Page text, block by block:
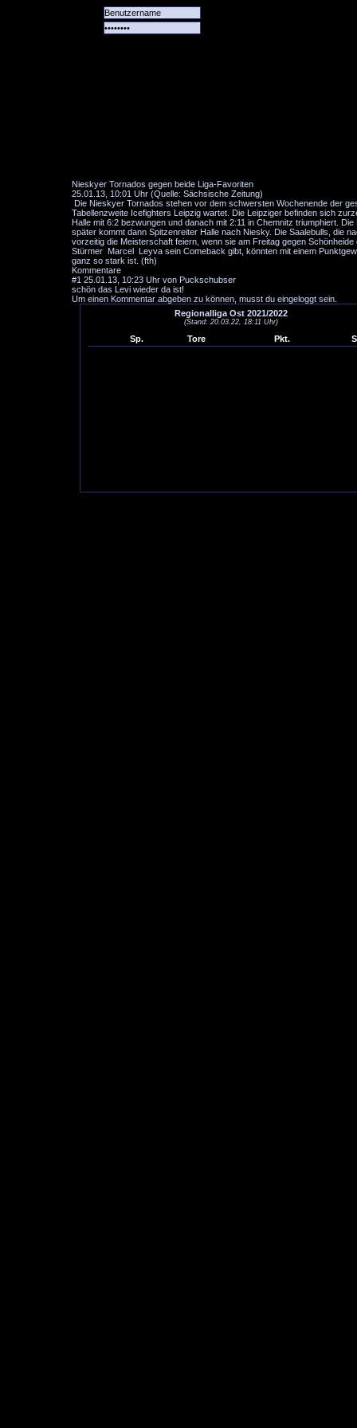
Nieskyer Tornados gegen beide Liga-Favoriten
25.01.13, 10:01 Uhr (Quelle: Sächsische Zeitung)
Die Nieskyer Tornados stehen vor dem schwersten Wochenende der
Tabellenzweite Icefighters Leipzig wartet. Die Leipziger befinden sich
Halle mit 6:2 bezwungen und danach mit 2:11 in Chemnitz triumphiert.
später kommt dann Spitzenreiter Halle nach Niesky. Die Saalebulls, die
vorzeitig die Meisterschaft feiern, wenn sie am Freitag gegen
Stürmer Marcel Leyva sein Comeback gibt, könnten mit einem
ganz so stark ist. (fth)
Kommentare
#1 25.01.13, 10:23 Uhr von Puckschubser
schön das Levi wieder da ist!
Um einen Kommentar abgeben zu können, musst du eingeloggt sein.
Regionalliga Ost 2021/2022
(Stand: 20.03.22, 18:11 Uhr)
Sp. Tore Pkt.